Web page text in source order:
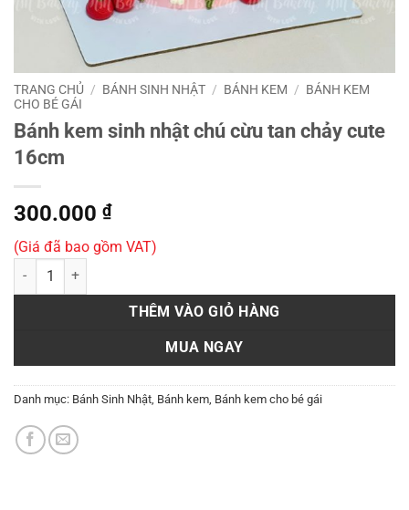
TRANG CHỦ / BÁNH SINH NHẬT / BÁNH KEM / BÁNH KEM
CHO BÉ GÁI
Bánh kem sinh nhật chú cừu tan chảy cute
16cm
300.000 ₫
(Giá đã bao gồm VAT)
Bánh kem sinh nhật chú cừu tan chảy cute 16cm số lượng
THÊM VÀO GIỎ HÀNG
MUA NGAY
Danh mục: Bánh Sinh Nhật Bánh kem Bánh kem cho bé gái